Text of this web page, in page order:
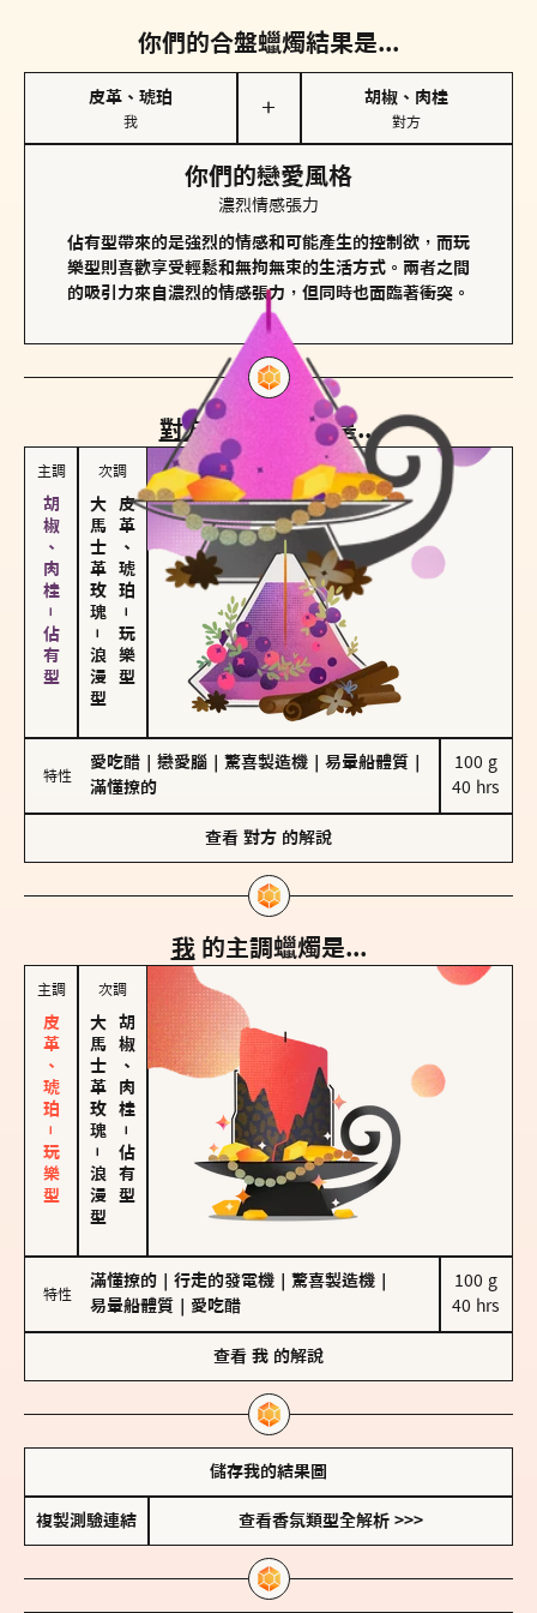
你們的合盤蠟燭結果是...
皮革、琥珀
我
＋
胡椒、肉桂
對方
你們的戀愛風格
濃烈情感張力
佔有型帶來的是強烈的情感和可能產生的控制欲，而玩
樂型則喜歡享受輕鬆和無拘無束的生活方式。兩者之間
的吸引力來自濃烈的情感張力，但同時也面臨著衝突。
對方 的主調蠟燭是...
主調
胡椒、肉桂－佔有型
次調
大馬士革玫瑰
－
浪漫型
皮革、琥珀
－
玩樂型
特性
愛吃醋 戀愛腦 驚喜製造機 易暈船體質
滿懂撩的
100 g
40 hrs
查看 對方 的解說
我 的主調蠟燭是...
主調
皮革、琥珀－玩樂型
次調
大馬士革玫瑰
－
浪漫型
胡椒、肉桂
－
佔有型
特性
滿懂撩的 行走的發電機 驚喜製造機
易暈船體質
愛吃醋
100 g
40 hrs
查看 我 的解說
儲存我的結果圖
複製測驗連結 查看香氛類型全解析 >>>